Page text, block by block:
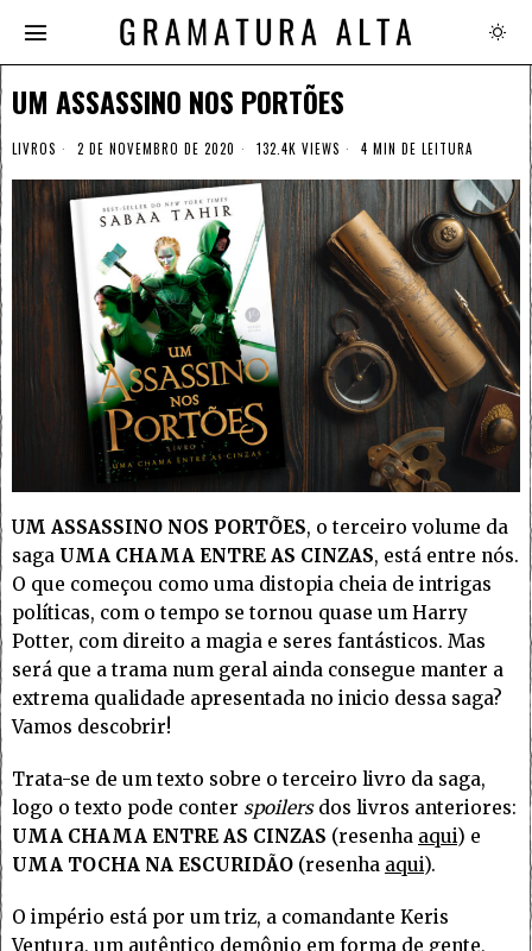
UM ASSASSINO NOS PORTÕES
LIVROS 2 DE NOVEMBRO DE 2020 132.4K VIEWS 4 MIN DE LEITURA
UM ASSASSINO NOS PORTÕES, o terceiro volume da
saga UMA CHAMA ENTRE AS CINZAS, está entre nós.
O que começou como uma distopia cheia de intrigas
políticas, com o tempo se tornou quase um Harry
Potter, com direito a magia e seres fantásticos. Mas
será que a trama num geral ainda consegue manter a
extrema qualidade apresentada no inicio dessa saga?
Vamos descobrir!
Trata-se de um texto sobre o terceiro livro da saga,
logo o texto pode conter spoilersdos livros anteriores:
UMA CHAMA ENTRE AS CINZAS (resenha aqui) e
UMA TOCHA NA ESCURIDÃO (resenha aqui).
O império está por um triz, a comandante Keris
Ventura, um autêntico demônio em forma de gente,